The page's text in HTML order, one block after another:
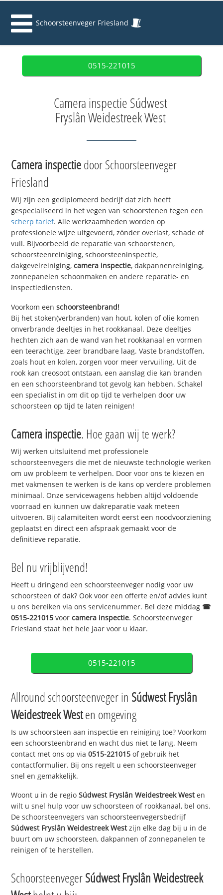
Schoorsteenveger Friesland
0515-221015
Camera inspectie Súdwest
Fryslân Weidestreek West
Camera inspectiedoor Schoorsteenveger
Friesland
Wij zijn een gediplomeerd bedrijf dat zich heeft
gespecialiseerd in het vegen van schoorstenen tegen een
scherp tarief. Alle werkzaamheden worden op
professionele wijze uitgevoerd, zónder overlast, schade of
vuil. Bijvoorbeeld de reparatie van schoorstenen,
schoorsteenreiniging, schoorsteeninspectie,
dakgevelreiniging,camera inspectie, dakpannenreiniging,
zonnepanelen schoonmaken en andere reparatie- en
inspectiediensten.
Voorkom eenschoorsteenbrand!
Bij het stoken(verbranden) van hout, kolen of olie komen
onverbrande deeltjes in het rookkanaal. Deze deeltjes
hechten zich aan de wand van het rookkanaal en vormen
een teerachtige, zeer brandbare laag. Vaste brandstoffen,
zoals hout en kolen, zorgen voor meer vervuiling. Uit de
rook kan creosoot ontstaan, een aanslag die kan branden
en een schoorsteenbrand tot gevolg kan hebben. Schakel
een specialist in om dit op tijd te verhelpen door uw
schoorsteen op tijd te laten reinigen!
Camera inspectie. Hoe gaan wij te werk?
Wij werken uitsluitend met professionele
schoorsteenvegers die met de nieuwste technologie werken
om uw probleem te verhelpen. Door voor ons te kiezen en
met vakmensen te werken is de kans op verdere problemen
minimaal. Onze servicewagens hebben altijd voldoende
voorraad en kunnen uw dakreparatie vaak meteen
uitvoeren. Bij calamiteiten wordt eerst een noodvoorziening
geplaatst en direct een afspraak gemaakt voor de
definitieve reparatie.
Bel nu vrijblijvend!
Heeft u dringend een schoorsteenveger nodig voor uw
schoorsteen of dak? Ook voor een offerte en/of advies kunt
u ons bereiken via ons servicenummer. Bel deze middag ☎
0515-221015 voorcamera inspectie. Schoorsteenveger
Friesland staat het hele jaar voor u klaar.
0515-221015
Allround schoorsteenveger in Súdwest Fryslân
Weidestreek Westen omgeving
Is uw schoorsteen aan inspectie en reiniging toe? Voorkom
een schoorsteenbrand en wacht dus niet te lang. Neem
contact met ons op via0515-221015 of gebruik het
contactformulier. Bij ons regelt u een schoorsteenveger
snel en gemakkelijk.
Woont u in de regioSúdwest Fryslân Weidestreek Westen
wilt u snel hulp voor uw schoorsteen of rookkanaal, bel ons.
De schoorsteenvegers van schoorsteenvegersbedrijf
Súdwest Fryslân Weidestreek Westzijn elke dag bij u in de
buurt om uw schoorsteen, dakpannen of zonnepanelen te
reinigen of te herstellen.
SchoorsteenvegerSúdwest Fryslân Weidestreek